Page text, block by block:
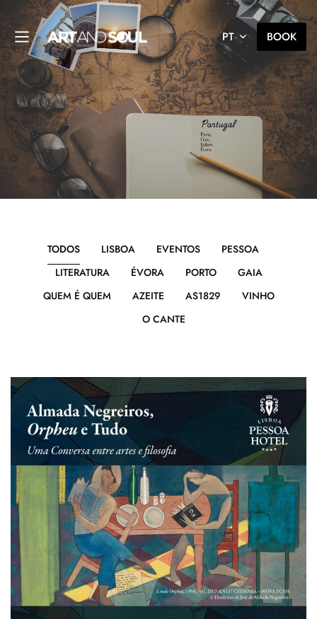
PT BOOK
TODOS LISBOA EVENTOS
PESSOA
LITERATURA
ÉVORA PORTO
GAIA
QUEM É QUEM
AZEITE AS1829
VINHO
O CANTE